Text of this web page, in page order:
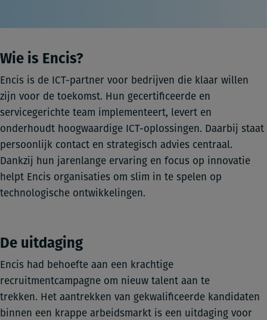
Wie is Encis?
Encis is de ICT-partner voor bedrijven die klaar willen
zijn voor de toekomst. Hun gecertificeerde en
servicegerichte team implementeert, levert en
onderhoudt hoogwaardige ICT-oplossingen. Daarbij staat
persoonlijk contact en strategisch advies centraal.
Dankzij hun jarenlange ervaring en focus op innovatie
helpt Encis organisaties om slim in te spelen op
technologische ontwikkelingen.
De uitdaging
Encis had behoefte aan een krachtige
recruitmentcampagne om nieuw talent aan te
trekken. Het aantrekken van gekwalificeerde kandidaten
binnen een krappe arbeidsmarkt is een uitdaging voor